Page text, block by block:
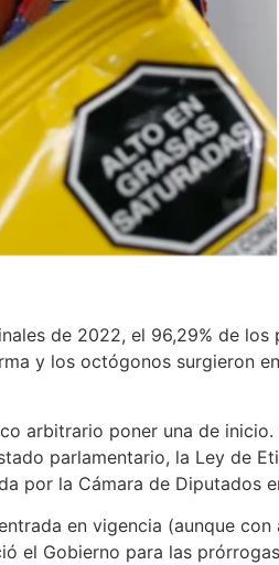
de 2022, el 96,29% de
y los octógonos surgieron
arbitrario poner una de
parlamentario, la Ley de
por la Cámara de Diputados
en vigencia (aunque
el Gobierno para las